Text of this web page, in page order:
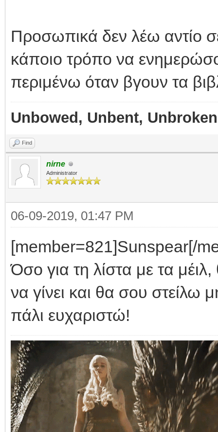
Προσωπικά δεν λέω αντίο
κάποιο τρόπο να
περιμένω όταν βγουν τα
Unbowed, Unbent, Unbroken
Find
nirne
Administrator
06-09-2019, 01:47 PM
[member=821]Sunspear[/
Όσο για τη λίστα με τα
να γίνει και θα σου στείλω
πάλι ευχαριστώ!